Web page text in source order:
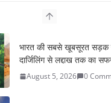
भारत की सबसे खूबसूरत सड़क
दार्जिलिंग से लद्दाख तक का
August 5, 2026 0